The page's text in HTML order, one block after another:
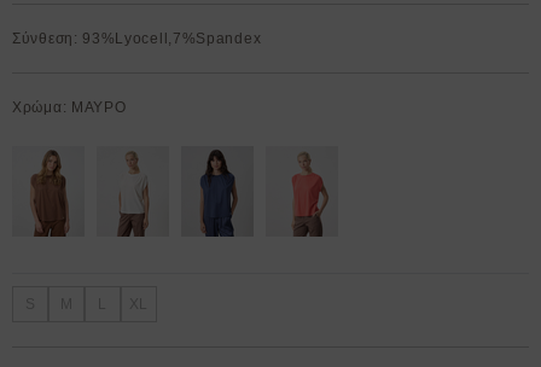
Σύνθεση: 93%Lyocell,7%Spandex
Χρώμα: ΜΑΥΡΟ